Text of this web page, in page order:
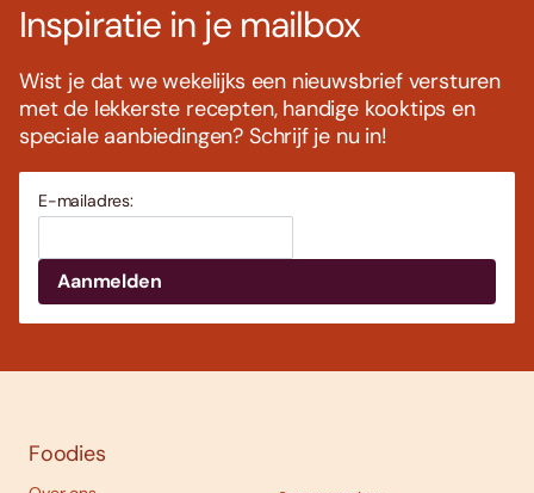
Inspiratie in je mailbox
Wist je dat we wekelijks een nieuwsbrief versturen
met de lekkerste recepten, handige kooktips en
speciale aanbiedingen? Schrijf je nu in!
E-mailadres:
Foodies